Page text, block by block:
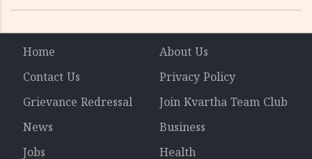
Home
About Us
Contact Us
Privacy Policy
Grievance Redressal
Join Kvartha Team Club
News
Business
Jobs
Health